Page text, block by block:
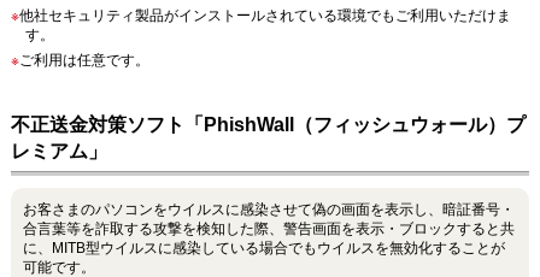
※他社セキュリティ製品がインストールされている環境でもご利用いただけま
す。
※ご利用は任意です。
不正送金対策ソフト「PhishWall（フィッシュウォール）プ
レミアム」
お客さまのパソコンをウイルスに感染させて偽の画面を表示し、暗証番号・
合言葉等を詐取する攻撃を検知した際、警告画面を表示・ブロックすると共
に、MITB型ウイルスに感染している場合でもウイルスを無効化することが
可能です。